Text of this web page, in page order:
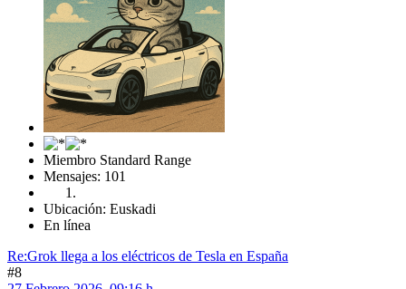
Miembro Standard Range
Mensajes: 101
Ubicación: Euskadi
En línea
Re:Grok llega a los eléctricos de Tesla en España
#8